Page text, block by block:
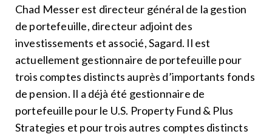
Chad Messer est directeur général de la gestion
de portefeuille, directeur adjoint des
investissements et associé, Sagard. Il est
actuellement gestionnaire de portefeuille pour
trois comptes distincts auprès d’importants fonds
de pension. Il a déjà été gestionnaire de
portefeuille pour le U.S. Property Fund & Plus
Strategies et pour trois autres comptes distincts